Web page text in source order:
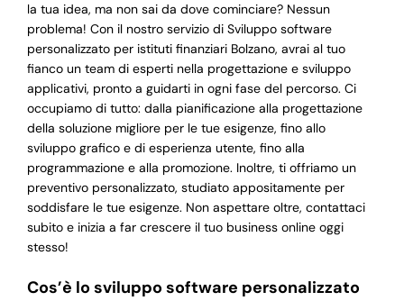
la tua idea, ma non sai da dove cominciare? Nessun
problema! Con il nostro servizio di Sviluppo software
personalizzato per istituti finanziari Bolzano, avrai al tuo
fianco un team di esperti nella progettazione e sviluppo
applicativi, pronto a guidarti in ogni fase del percorso. Ci
occupiamo di tutto: dalla pianificazione alla progettazione
della soluzione migliore per le tue esigenze, fino allo
sviluppo grafico e di esperienza utente, fino alla
programmazione e alla promozione. Inoltre, ti offriamo un
preventivo personalizzato, studiato appositamente per
soddisfare le tue esigenze. Non aspettare oltre, contattaci
subito e inizia a far crescere il tuo business online oggi
stesso!
Cos’è lo sviluppo software personalizzato